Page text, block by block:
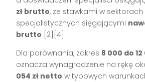
zł brutto, ze stawkami w sektorach
specjalistycznych sięgającymi
brutto [2][4].
Dla porównania, zakres 8 000 do
oznacza wynagrodzenie na rękę
054 zł netto w typowych